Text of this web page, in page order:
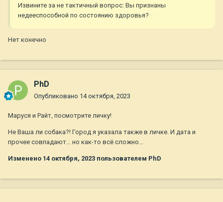
Извините за не тактичный вопрос: Вы признаны
недееспособной по состоянию здоровья?
Нет конечно
PhD
Опубликовано 14 октября, 2023
Маруся и Райт, посмотрите личку!
Не Ваша ли собака?! Город я указала также в личке. И дата и
прочее совпадают... но как-то всё сложно...
Изменено 14 октября, 2023 пользователем PhD